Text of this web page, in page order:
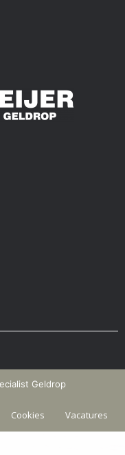
Geldrop
Cookies Vacatures